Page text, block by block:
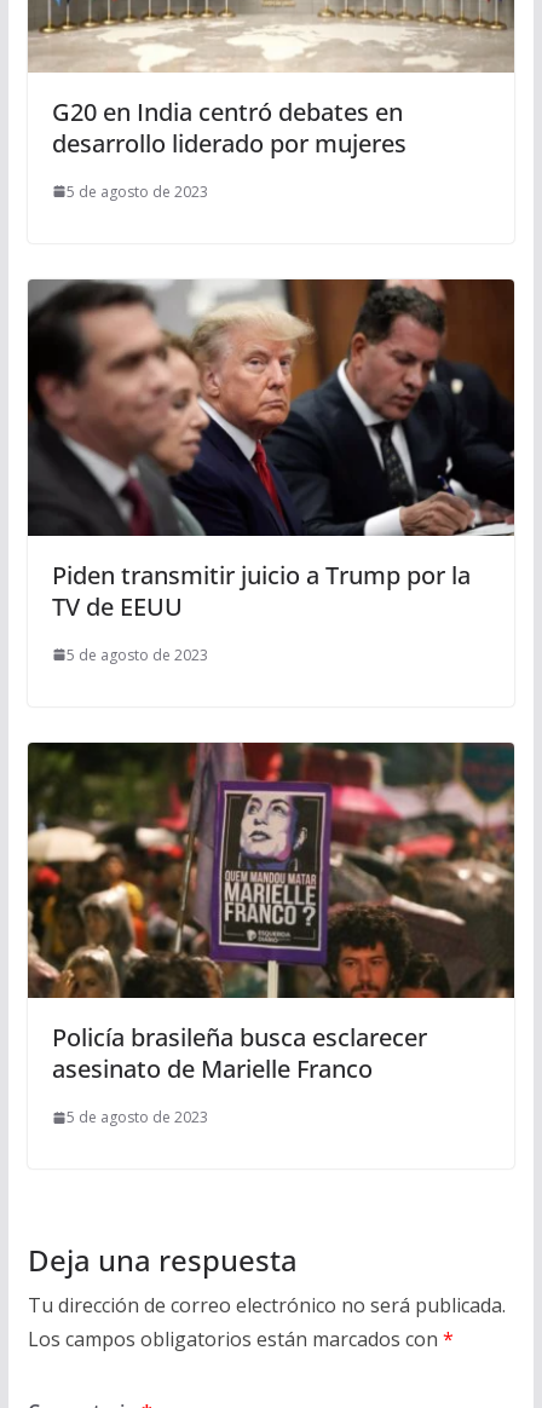
G20 en India centró debates en
desarrollo liderado por mujeres
5 de agosto de 2023
Piden transmitir juicio a Trump por la
TV de EEUU
5 de agosto de 2023
Policía brasileña busca esclarecer
asesinato de Marielle Franco
5 de agosto de 2023
Deja una respuesta
Tu dirección de correo electrónico no será publicada.
Los campos obligatorios están marcados con *